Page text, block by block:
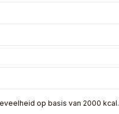
op basis van 2000 kcal.